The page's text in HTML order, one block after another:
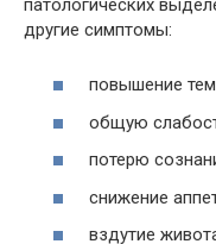
другие симптомы:
повышение
общую
потерю
снижение
вздутие